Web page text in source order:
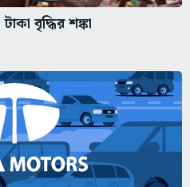
বৃদ্ধির শঙ্কা